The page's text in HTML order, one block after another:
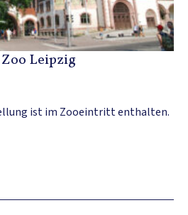
Leipzig
ist im Zooeintritt enthalten.